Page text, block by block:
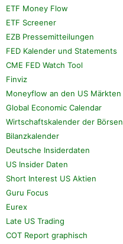
ETF Money Flow
ETF Screener
EZB Pressemitteilungen
FED Kalender und Statements
CME FED Watch Tool
Finviz
Moneyflow an den US Märkten
Global Economic Calendar
Wirtschaftskalender der Börsen
Bilanzkalender
Deutsche Insiderdaten
US Insider Daten
Short Interest US Aktien
Guru Focus
Eurex
Late US Trading
COT Report graphisch